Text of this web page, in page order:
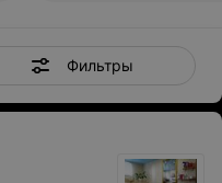
Фильтры